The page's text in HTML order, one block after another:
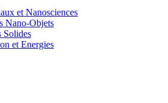
et Nanosciences
Nano-Objets
Solides
et Energies